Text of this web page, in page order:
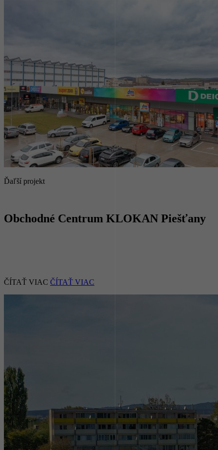
Ďaľší projekt
Obchodné Centrum KLOKAN Piešťany
ČÍTAŤ VIAC ČÍTAŤ VIAC